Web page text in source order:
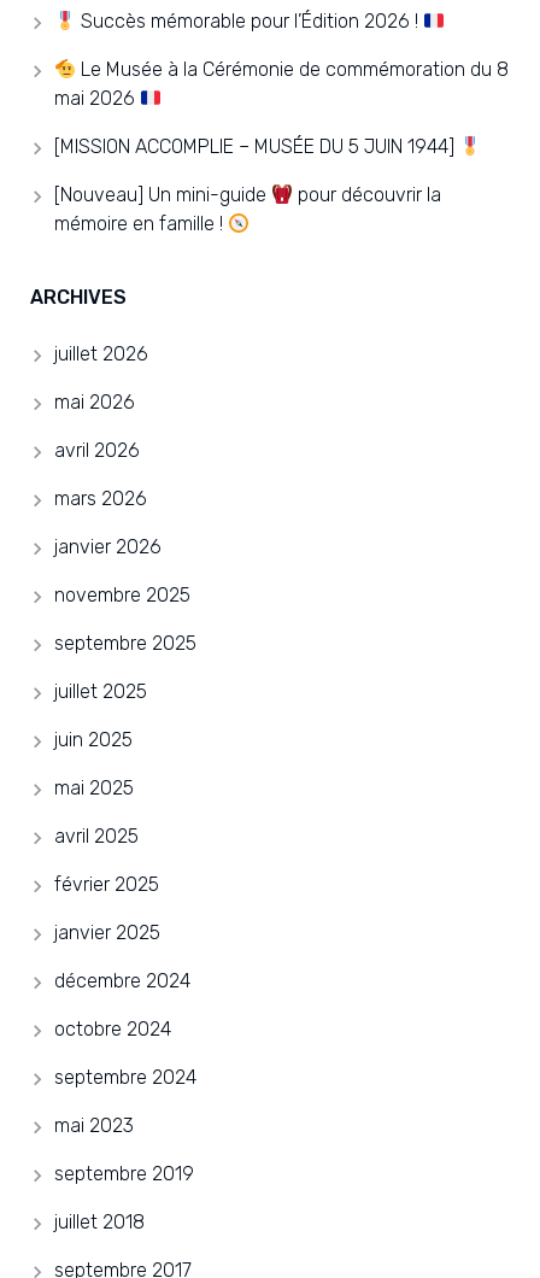
Succès mémorable pour l’Édition 2026 !
Le Musée à la Cérémonie de commémoration du 8
mai 2026
[MISSION ACCOMPLIE – MUSÉE DU 5 JUIN 1944]
[Nouveau] Un mini-guide
pour découvrir la
mémoire en famille !
ARCHIVES
juillet 2026
mai 2026
avril 2026
mars 2026
janvier 2026
novembre 2025
septembre 2025
juillet 2025
juin 2025
mai 2025
avril 2025
février 2025
janvier 2025
décembre 2024
octobre 2024
septembre 2024
mai 2023
septembre 2019
juillet 2018
septembre 2017